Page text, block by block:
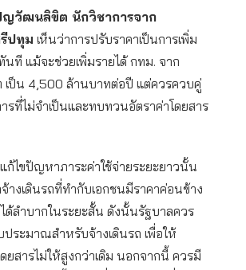
วัฒนลิขิต นักวิชาการจาก
ปทุม เห็นว่าการปรับราคาเป็นการเพิ่ม
นที แม้จะช่วยเพิ่มรายได้ กทม. จาก
ป็น 4,500 ล้านบาทต่อปี แต่ควรควบคู่
รที่ไม่จำเป็นและทบทวนอัตราค่าโดยสาร
ก้ไขปัญหาภาระค่าใช้จ่ายระยะยาวนั้น
างเดินรถที่ทำกับเอกชนมีราคาค่อนข้าง
ด้ลำบากในระยะสั้น ดังนั้นรัฐบาลควร
ระมาณสำหรับจ้างเดินรถ เพื่อให้
ยสารไม่ให้สูงกว่าเดิม นอกจากนี้ ควรมี